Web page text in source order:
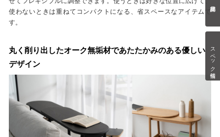
スペック情報
使わないときは重ねてコンパクトになる、省スペースなアイテムで
す。
丸く削り出したオーク無垢材であたたかみのある優しい
デザイン